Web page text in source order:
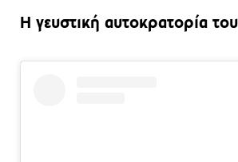
Η γευστική αυτοκρατορία του